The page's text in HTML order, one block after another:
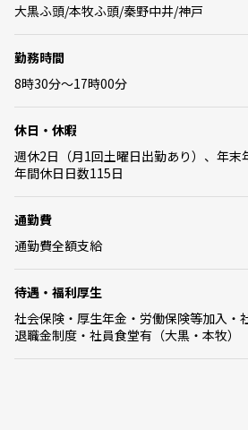
大黒ふ頭/本牧ふ頭/秦野中井/神戸
勤務時間
8時30分～17時00分
休日・休暇
週休2日（月1回土曜日出勤あり）、年末
年間休日日数115日
通勤費
通勤費全額支給
待遇・福利厚生
社会保険・厚生年金・労働保険等加入・
退職金制度・社員食堂有（大黒・本牧）